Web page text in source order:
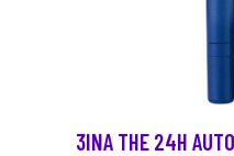
3INA THE 24H